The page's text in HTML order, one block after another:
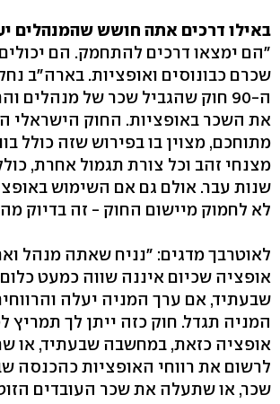
באילו דרכים אתה חושש שהמנהלים
"הם ימצאו דרכים להתחמק. הם
שכרם כבונוסים ואופציות. בארה"ב
ה-90 חוק שהגביל שכר של מנהלים
את השכר באופציות. החוק הישראלי
מתוחכם, מצוין בו בפירוש שזה כולל
מצנחי זהב וכל צורת תגמול אחרת,
שנות עבר. אולם גם אם השימוש
לא לחמוק מיישום החוק - זה בדיוק
לאוטרבך מדגים: "נניח שאתה מנהל
אופציה שכיום איננה שווה כמעט
שבעתיד, אם ערך המניה יעלה
המניה תגדל. חוק כזה ייתן לך תמריץ
אופציה כזאת, במחשבה שבעתיד, או
לרשום את רווחי האופציות כהכנסה
שכר, או שתעלה את שכר העובדים